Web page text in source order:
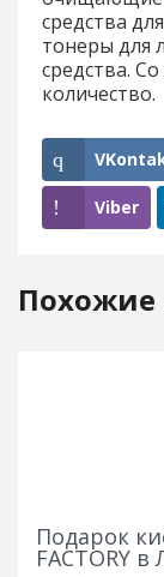
средства
тонеры для
средства.
количество.
Viber
Подарок
FACTORY в